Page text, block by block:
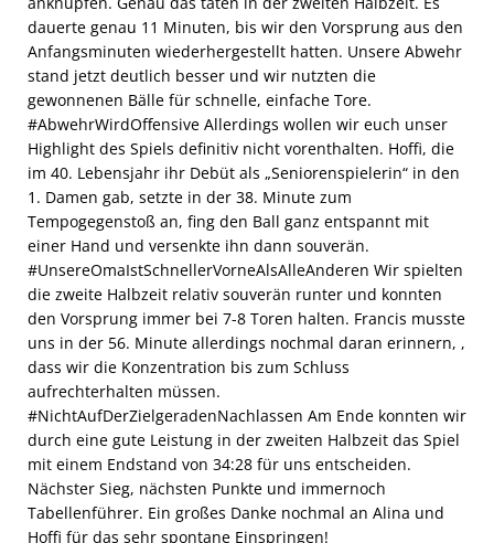
dauerte genau 11 Minuten, bis wir den Vorsprung aus den
Anfangsminuten wiederhergestellt hatten. Unsere Abwehr
stand jetzt deutlich besser und wir nutzten die
gewonnenen Bälle für schnelle, einfache Tore.
#AbwehrWirdOffensive Allerdings wollen wir euch unser
Highlight des Spiels definitiv nicht vorenthalten. Hoffi, die
im 40. Lebensjahr ihr Debüt als „Seniorenspielerin“ in den
1. Damen gab, setzte in der 38. Minute zum
Tempogegenstoß an, fing den Ball ganz entspannt mit
einer Hand und versenkte ihn dann souverän.
#UnsereOmaIstSchnellerVorneAlsAlleAnderen Wir spielten
die zweite Halbzeit relativ souverän runter und konnten
den Vorsprung immer bei 7-8 Toren halten. Francis musste
uns in der 56. Minute allerdings nochmal daran erinnern, ,
dass wir die Konzentration bis zum Schluss
aufrechterhalten müssen.
#NichtAufDerZielgeradenNachlassen Am Ende konnten wir
durch eine gute Leistung in der zweiten Halbzeit das Spiel
mit einem Endstand von 34:28 für uns entscheiden.
Nächster Sieg, nächsten Punkte und immernoch
Tabellenführer. Ein großes Danke nochmal an Alina und
Hoffi für das sehr spontane Einspringen!